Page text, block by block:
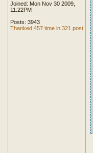
Joined: Mon Nov 30 2009,
11:22PM
Posts: 3943
Thanked 457 time in 321 post